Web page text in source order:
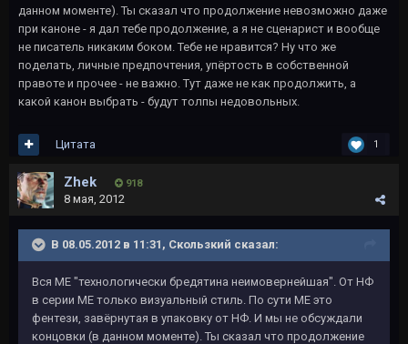
данном моменте). Ты сказал что продолжение невозможно даже
при каноне - я дал тебе продолжение, а я не сценарист и вообще
не писатель никаким боком. Тебе не нравится? Ну что же
поделать, личные предпочтения, упёртость в собственной
правоте и прочее - не важно. Тут даже не как продолжить, а
какой канон выбрать - будут толпы недовольных.
1
Цитата
Zhek 918
8 мая, 2012
В 08.05.2012 в 11:31, Скользкий сказал:
Вся МЕ "технологически бредятина неимовернейшая". От НФ
в серии МЕ только визуальный стиль. По сути МЕ это
фентези, завёрнутая в упаковку от НФ. И мы не обсуждали
концовки (в данном моменте). Ты сказал что продолжение